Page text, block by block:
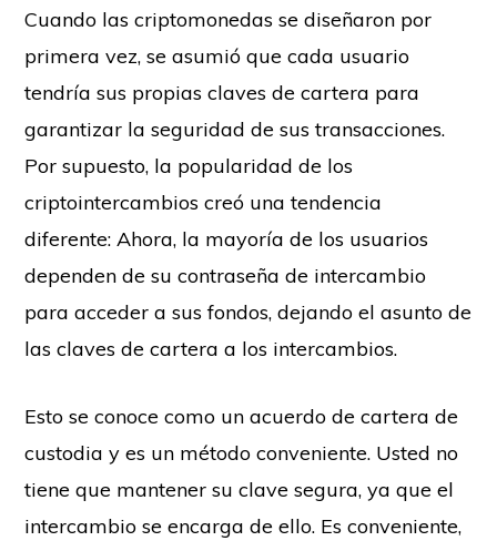
Cuando las criptomonedas se diseñaron por
primera vez, se asumió que cada usuario
tendría sus propias claves de cartera para
garantizar la seguridad de sus transacciones.
Por supuesto, la popularidad de los
criptointercambios creó una tendencia
diferente: Ahora, la mayoría de los usuarios
dependen de su contraseña de intercambio
para acceder a sus fondos, dejando el asunto de
las claves de cartera a los intercambios.
Esto se conoce como un acuerdo de cartera de
custodia y es un método conveniente. Usted no
tiene que mantener su clave segura, ya que el
intercambio se encarga de ello. Es conveniente,